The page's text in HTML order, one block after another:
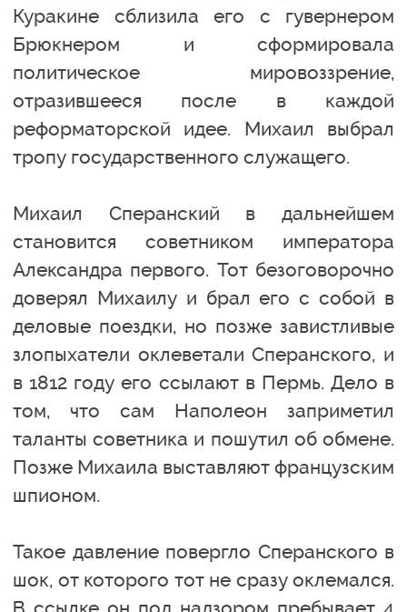
Куракине сблизила его с гувернером
Брюкнером и сформировала
политическое мировоззрение,
отразившееся после в каждой
реформаторской идее. Михаил выбрал
тропу государственного служащего.
Михаил Сперанский в дальнейшем
становится советником императора
Александра первого. Тот безоговорочно
доверял Михаилу и брал его с собой в
деловые поездки, но позже завистливые
злопыхатели оклеветали Сперанского, и
в 1812 году его ссылают в Пермь. Дело в
том, что сам Наполеон заприметил
таланты советника и пошутил об обмене.
Позже Михаила выставляют французским
шпионом.
Такое давление повергло Сперанского в
шок, от которого тот не сразу оклемался.